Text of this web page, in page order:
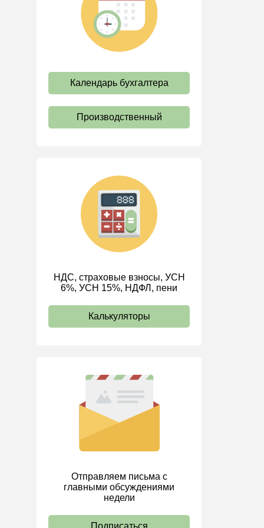
труда
Отпуск и время отдыха
Оплата труда
Ответственность и
взыскания
Пенсии
Трудовые книжки
Кадровые документы и
образцы
Персональные данные
ИП
Календарь бухгалтера
Производственный
НДС, страховые взносы, УСН
6%, УСН 15%, НДФЛ, пени
Калькуляторы
Отправляем письма с
главными обсуждениями
недели
Подписаться